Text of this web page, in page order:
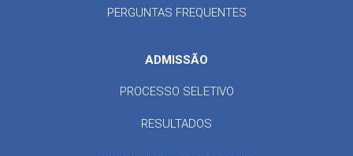
PERGUNTAS FREQUENTES
ADMISSÃO
PROCESSO SELETIVO
RESULTADOS